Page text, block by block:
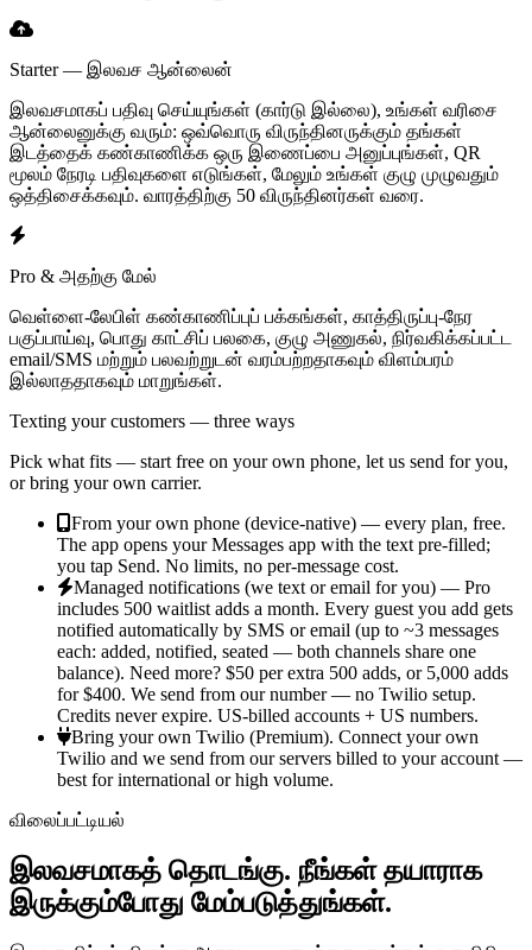
Starter — இலவச ஆன்லைன்
இலவசமாகப் பதிவு செய்யுங்கள் (கார்டு இல்லை), உங்கள் வரிசை
ஆன்லைனுக்கு வரும்: ஒவ்வொரு விருந்தினருக்கும் தங்கள்
இடத்தைக் கண்காணிக்க ஒரு இணைப்பை அனுப்புங்கள், QR
மூலம் நேரடி பதிவுகளை எடுங்கள், மேலும் உங்கள் குழு முழுவதும்
ஒத்திசைக்கவும். வாரத்திற்கு 50 விருந்தினர்கள் வரை.
Pro & அதற்கு மேல்
வெள்ளை-லேபிள் கண்காணிப்புப் பக்கங்கள், காத்திருப்பு-நேர
பகுப்பாய்வு, பொது காட்சிப் பலகை, குழு அணுகல், நிர்வகிக்கப்பட்ட
email/SMS மற்றும் பலவற்றுடன் வரம்பற்றதாகவும் விளம்பரம்
இல்லாததாகவும் மாறுங்கள்.
Texting your customers — three ways
Pick what fits — start free on your own phone, let us send for you,
or bring your own carrier.
From your own phone (device-native) — every plan, free.
The app opens your Messages app with the text pre-filled;
you tap Send. No limits, no per-message cost.
Managed notifications (we text or email for you) — Pro
includes 500 waitlist adds a month. Every guest you add gets
notified automatically by SMS or email (up to ~3 messages
each: added, notified, seated — both channels share one
balance). Need more? $50 per extra 500 adds, or 5,000 adds
for $400. We send from our number — no Twilio setup.
Credits never expire. US-billed accounts + US numbers.
Bring your own Twilio (Premium). Connect your own
Twilio and we send from our servers billed to your account —
best for international or high volume.
விலைப்பட்டியல்
இலவசமாகத் தொடங்கு. நீங்கள் தயாராக
இருக்கும்போது மேம்படுத்துங்கள்.